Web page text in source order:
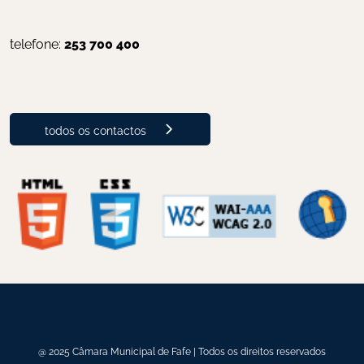
telefone: 253 700 400
todos os contactos
@ 2025 Câmara Municipal de Fafe | Todos os direitos reservados